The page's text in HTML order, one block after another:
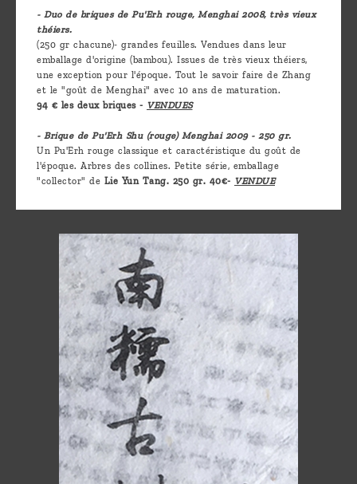
- Duo de briques de Pu'Erh rouge, Menghai 2008, très vieux
théiers.
(250 gr chacune)- grandes feuilles. Vendues dans leur
emballage d'origine (bambou). Issues de très vieux théiers,
une exception pour l'époque. Tout le savoir faire de Zhang
et le "goût de Menghai" avec 10 ans de maturation.
94 € les deux briques - VENDUES
- Brique de Pu'Erh Shu (rouge) Menghai 2009 - 250 gr.
Un Pu'Erh rouge classique et caractéristique du goût de
l'époque. Arbres des collines. Petite série, emballage
"collector" de Lie Yun Tang. 250 gr. 40€- VENDUE